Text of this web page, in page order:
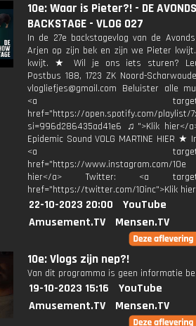
10e: Waar is Pieter?! - DE
BACKSTAGE - VLOG 027
In de 27e backstagevlog van de
Arjen op zijn bek en zijn we Pieter
kwijt. ★ Wil je ons iets sturen?
Postbus 188, 1723 ZK Noord-
vlogliefjes@gmail.com Beluister alle
<a
href="https://open.spotify.com/playlist/
si=996d286435ad41e6 ♫">Klik hier</
Epidemic Sound VOLG MARTINE HIER ★
<a
href="https://www.instagram.com/
hier</a> Twitter: <a
href="https://twitter.com/10inc">Klik
22-10-2023 20:00
YouTube
Amusement.TV
Mensen.TV
10e: Vlogs zijn nep?!
Van dit programma is geen informatie
19-10-2023 15:16
YouTube
Amusement.TV
Mensen.TV